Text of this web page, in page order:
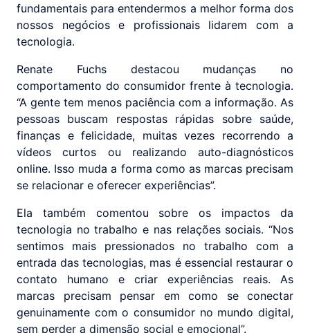
fundamentais para entendermos a melhor forma dos
nossos negócios e profissionais lidarem com a
tecnologia.
Renate Fuchs destacou mudanças no
comportamento do consumidor frente à tecnologia.
“A gente tem menos paciência com a informação. As
pessoas buscam respostas rápidas sobre saúde,
finanças e felicidade, muitas vezes recorrendo a
vídeos curtos ou realizando auto-diagnósticos
online. Isso muda a forma como as marcas precisam
se relacionar e oferecer experiências”.
Ela também comentou sobre os impactos da
tecnologia no trabalho e nas relações sociais. “Nos
sentimos mais pressionados no trabalho com a
entrada das tecnologias, mas é essencial restaurar o
contato humano e criar experiências reais. As
marcas precisam pensar em como se conectar
genuinamente com o consumidor no mundo digital,
sem perder a dimensão social e emocional”.